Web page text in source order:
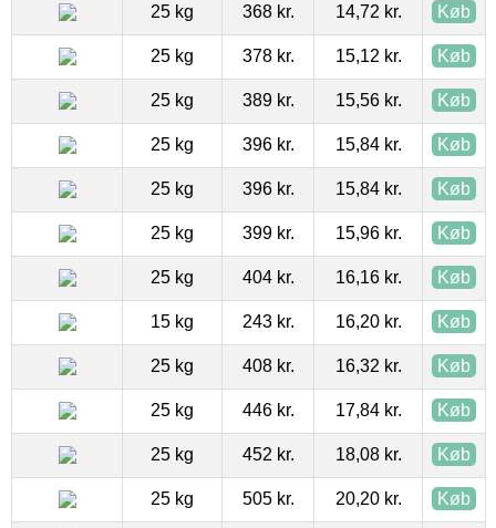
25 kg 368 kr. 14,72 kr. Køb
25 kg 378 kr. 15,12 kr. Køb
25 kg 389 kr. 15,56 kr. Køb
25 kg 396 kr. 15,84 kr. Køb
25 kg 396 kr. 15,84 kr. Køb
25 kg 399 kr. 15,96 kr. Køb
25 kg 404 kr. 16,16 kr. Køb
15 kg 243 kr. 16,20 kr. Køb
25 kg 408 kr. 16,32 kr. Køb
25 kg 446 kr. 17,84 kr. Køb
25 kg 452 kr. 18,08 kr. Køb
25 kg 505 kr. 20,20 kr. Køb